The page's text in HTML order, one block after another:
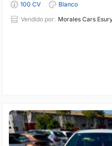
100 CV
Blanco
Vendido por: Morales Cars